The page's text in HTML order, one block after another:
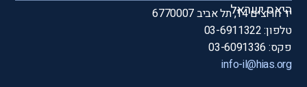
היאס ישראל
יד חרוצים 14, תל אביב 6770007
טלפון: 03-6911322
פקס: 03-6091336
info-il@hias.org